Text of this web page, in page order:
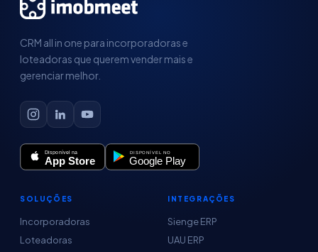
CRM all in one para incorporadoras e
loteadoras que querem vender mais e
gerenciar melhor.
SOLUÇÕES
Incorporadoras
Loteadoras
INTEGRAÇÕES
Sienge ERP
UAU ERP